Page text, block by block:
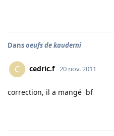
Dansoeufs de kauderni
C cedric.f 20 nov. 2011
correction, il a mangé bf